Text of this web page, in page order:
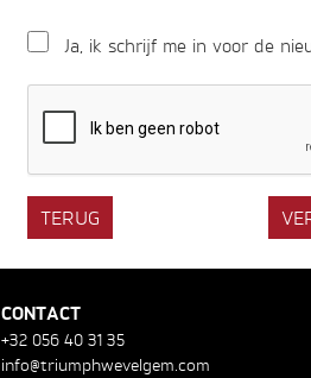
Ja, ik schrijf me in voor de
TERUG
CONTACT
+32 056 40 31 35
info@triumphwevelgem.com